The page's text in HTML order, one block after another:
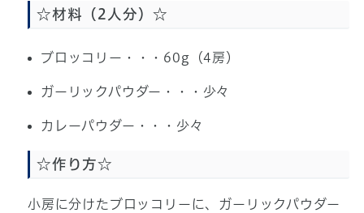
☆材料（2人分）☆
ブロッコリー・・・60g（4房）
ガーリックパウダー・・・少々
カレーパウダー・・・少々
☆作り方☆
小房に分けたブロッコリーに、ガーリックパウダー